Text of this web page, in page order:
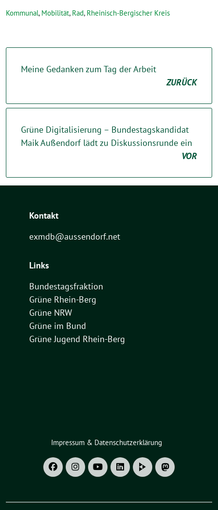
Kommunal, Mobilität, Rad, Rheinisch-Bergischer Kreis
Meine Gedanken zum Tag der Arbeit
ZURÜCK
Grüne Digitalisierung – Bundestagskandidat
Maik Außendorf lädt zu Diskussionsrunde ein
VOR
Kontakt
exmdb@aussendorf.net
Links
Bundestagsfraktion
Grüne Rhein-Berg
Grüne NRW
Grüne im Bund
Grüne Jugend Rhein-Berg
Impressum & Datenschutzerklärung